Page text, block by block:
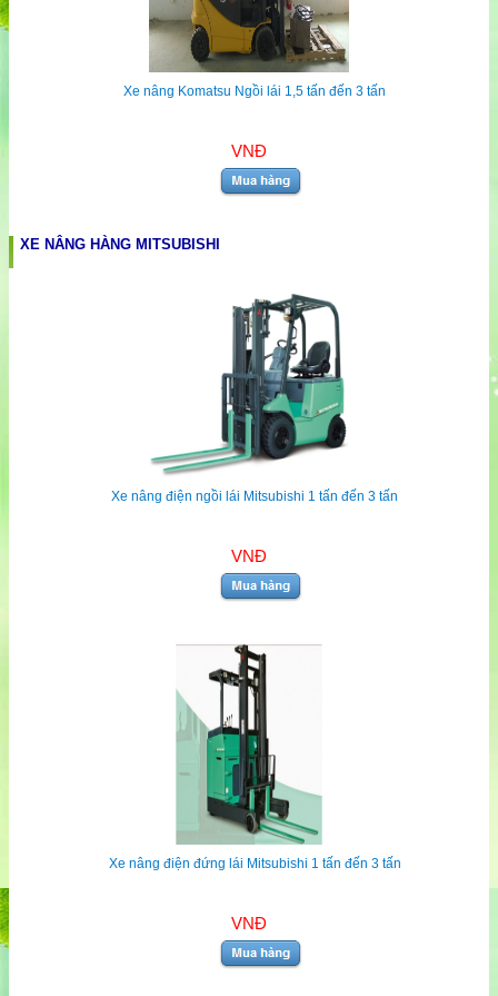
Xe nâng Komatsu Ngồi lái 1,5 tấn đến 3 tấn
VNĐ
XE NÂNG HÀNG MITSUBISHI
Xe nâng điện ngồi lái Mitsubishi 1 tấn đến 3 tấn
VNĐ
Xe nâng điện đứng lái Mitsubishi 1 tấn đến 3 tấn
VNĐ